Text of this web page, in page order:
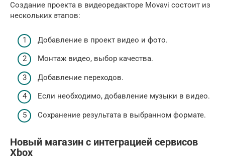
Создание проекта в видеоредакторе Movavi состоит из
нескольких этапов:
Добавление в проект видео и фото.
Монтаж видео, выбор качества.
Добавление переходов.
Если необходимо, добавление музыки в видео.
Сохранение результата в выбранном формате.
Новый магазин с интеграцией сервисов
Xbox